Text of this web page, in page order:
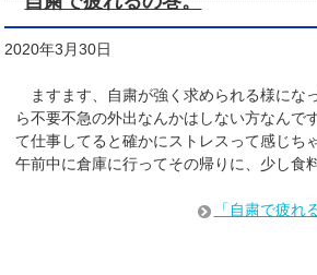
2020年3月30日
ますます、自粛が強く求められる様にな
ら不要不急の外出なんかはしない方なんで
て仕事してると確かにストレスって感じち
午前中に倉庫に行ってその帰りに、少し食
「自粛で疲れ